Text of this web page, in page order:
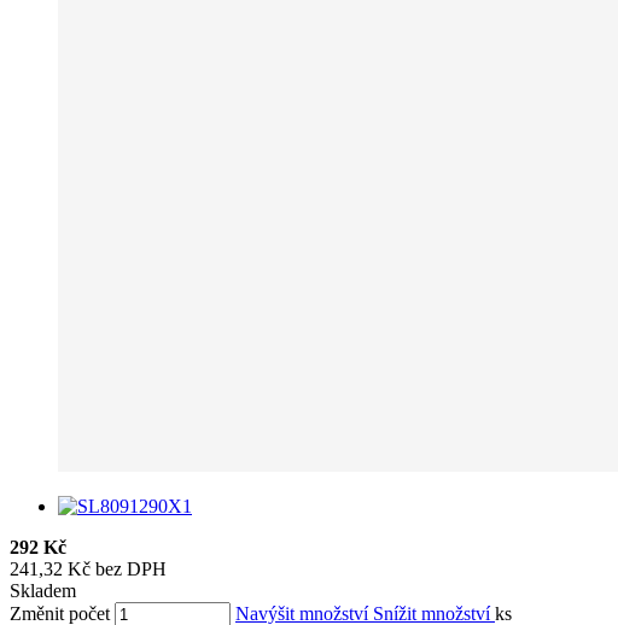
292 Kč
241,32 Kč bez DPH
Skladem
Změnit počet
Navýšit množství Snížit množstvíks